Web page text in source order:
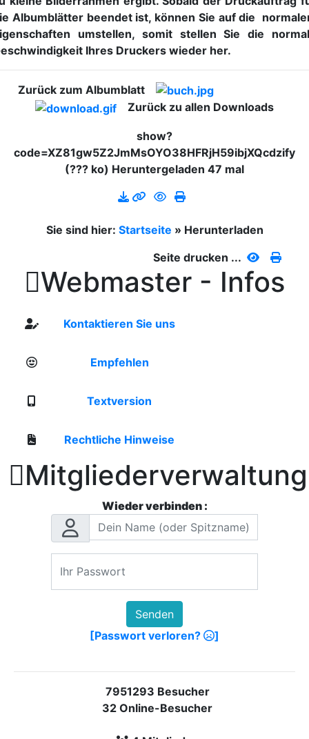
Albumblätter beendet ist, können Sie auf die
umstellen, somit stellen Sie die
Ihres Druckers wieder her.
Zurück zum Albumblatt
Zurück zu allen Downloads
show?
code=XZ81gw5Z2JmMsOYO38HFRjH59ibjXQcdzify
(??? ko) Heruntergeladen 47 mal
Sie sind hier: Startseite » Herunterladen
Seite drucken ...
Webmaster - Infos
Kontaktieren Sie uns
Empfehlen
Textversion
Rechtliche Hinweise
Mitgliederverwaltung
Wieder verbinden :
Senden
[Passwort verloren?
]
7951293 Besucher
32 Online-Besucher